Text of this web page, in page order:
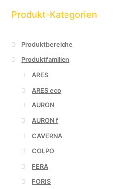
Produkt-Kategorien
Produktbereiche
Produktfamilien
ARES
ARES eco
AURON
AURON f
CAVERNA
COLPO
FERA
FORIS